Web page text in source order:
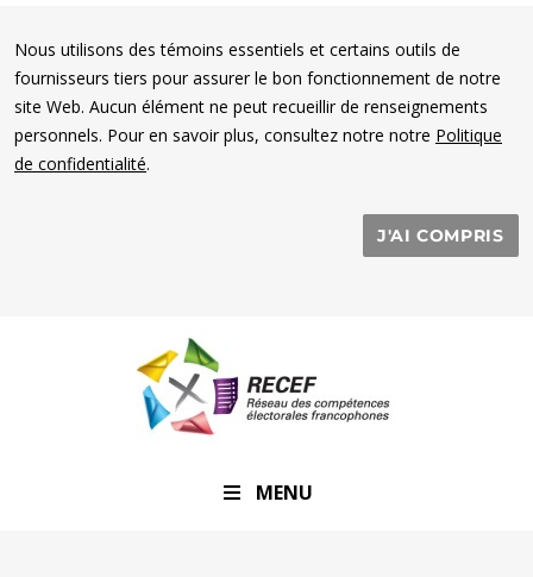
Nous utilisons des témoins essentiels et certains outils de
fournisseurs tiers pour assurer le bon fonctionnement de notre
site Web. Aucun élément ne peut recueillir de renseignements
personnels. Pour en savoir plus, consultez notre notre Politique
de confidentialité.
J'AI COMPRIS
MENU